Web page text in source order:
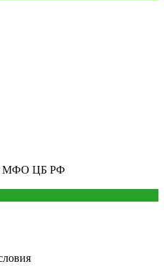
МФО ЦБ РФ